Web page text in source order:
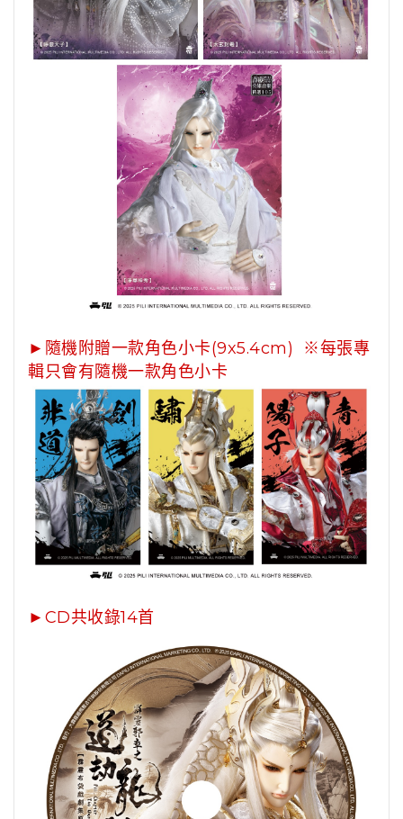
►隨機附贈一款角色小卡(9x5.4cm) ※每張專
輯只會有隨機一款角色小卡
►CD共收錄14首